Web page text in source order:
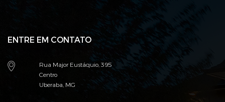
ENTRE EM CONTATO
Rua Major Eustáquio, 395
Centro
Uberaba, MG